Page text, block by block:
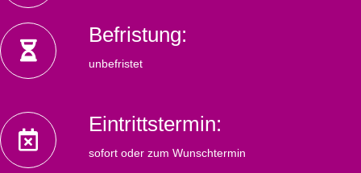
Befristung:
unbefristet
Eintrittstermin:
sofort oder zum Wunschtermin